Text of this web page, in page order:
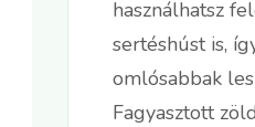
használhatsz
sertéshúst is,
omlósabbak
Fagyasztott